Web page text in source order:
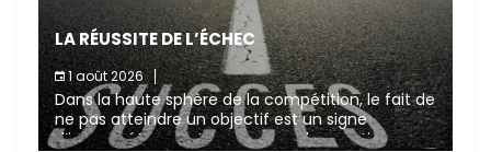
LA RÉUSSITE DE L’ÉCHEC
1 août 2026
Dans la haute sphère de la compétition, le fait de
ne pas atteindre un objectif est un signe
d’incompétence et une source de sanctions